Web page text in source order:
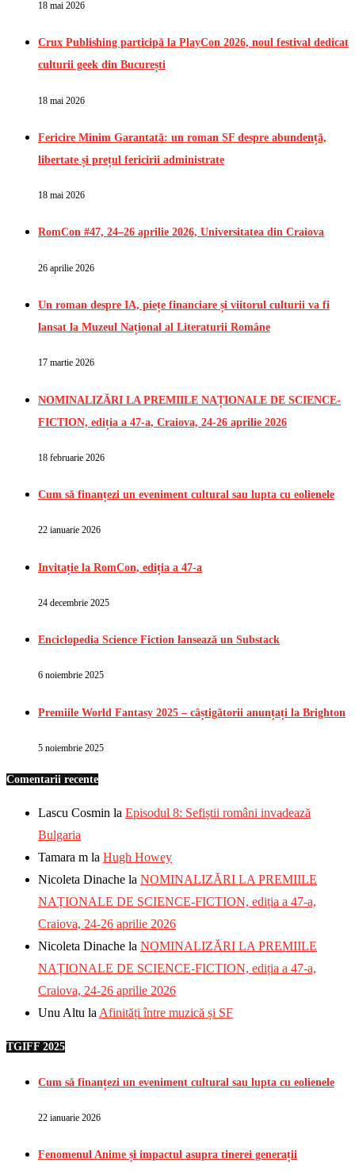
18 mai 2026
Crux Publishing participă la PlayCon 2026, noul festival dedicat
culturii geek din București
18 mai 2026
Fericire Minim Garantată: un roman SF despre abundență,
libertate și prețul fericirii administrate
18 mai 2026
RomCon #47, 24–26 aprilie 2026, Universitatea din Craiova
26 aprilie 2026
Un roman despre IA, piețe financiare și viitorul culturii va fi
lansat la Muzeul Național al Literaturii Române
17 martie 2026
NOMINALIZĂRI LA PREMIILE NAȚIONALE DE SCIENCE-
FICTION, ediția a 47-a, Craiova, 24-26 aprilie 2026
18 februarie 2026
Cum să finanțezi un eveniment cultural sau lupta cu eolienele
22 ianuarie 2026
Invitație la RomCon, ediția a 47-a
24 decembrie 2025
Enciclopedia Science Fiction lansează un Substack
6 noiembrie 2025
Premiile World Fantasy 2025 – câștigătorii anunțați la Brighton
5 noiembrie 2025
Comentarii recente
Lascu Cosmin la Episodul 8: Sefiștii români invadează
Bulgaria
Tamara m la Hugh Howey
Nicoleta Dinache la NOMINALIZĂRI LA PREMIILE
NAȚIONALE DE SCIENCE-FICTION, ediția a 47-a,
Craiova, 24-26 aprilie 2026
Nicoleta Dinache la NOMINALIZĂRI LA PREMIILE
NAȚIONALE DE SCIENCE-FICTION, ediția a 47-a,
Craiova, 24-26 aprilie 2026
Unu Altu la Afinități între muzică și SF
TGIFF 2025
Cum să finanțezi un eveniment cultural sau lupta cu eolienele
22 ianuarie 2026
Fenomenul Anime și impactul asupra tinerei generații